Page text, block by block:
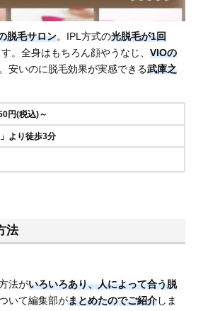
脱毛サロン。IPL方式の光脱毛が1回
。全身はもちろん顔やうなじ、 VIOの
安いのに脱毛効果が実感できる武庫之
円(税込)～
より徒歩3分
法
法がいろいろあり、人によって合う脱
いて編集部がまとめたのでご紹介しま